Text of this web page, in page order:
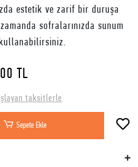
estetik ve zarif bir duruşa
sofralarınızda sunum
TL
taksitlerle
Sepete Ekle